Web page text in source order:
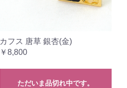
カフス 唐草 銀杏(金)
￥8,800
ただいま品切れ中です。